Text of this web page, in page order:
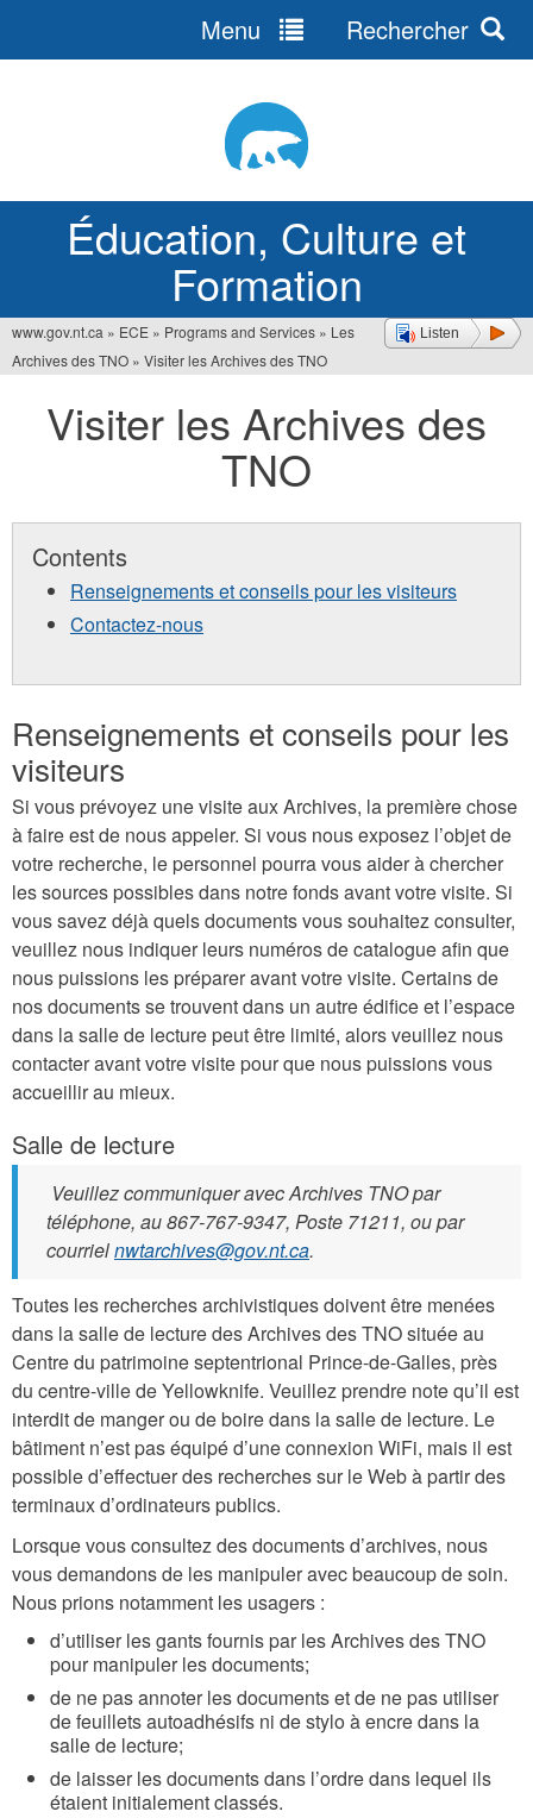
Éducation, Culture et
Formation
Menu Rechercher
Listen
Vous
êtes
www.gov.nt.ca » ECE » Programs and Services » Les
Archives des TNO » Visiter les Archives des TNO
Visiter les Archives des
TNO
Contents
Renseignements et conseils pour les visiteurs
Contactez-nous
Renseignements et conseils pour les
visiteurs
Si vous prévoyez une visite aux Archives, la première chose
à faire est de nous appeler. Si vous nous exposez l’objet de
votre recherche, le personnel pourra vous aider à chercher
les sources possibles dans notre fonds avant votre visite. Si
vous savez déjà quels documents vous souhaitez consulter,
veuillez nous indiquer leurs numéros de catalogue afin que
nous puissions les préparer avant votre visite. Certains de
nos documents se trouvent dans un autre édifice et l’espace
dans la salle de lecture peut être limité, alors veuillez nous
contacter avant votre visite pour que nous puissions vous
accueillir au mieux.
Salle de lecture
Veuillez communiquer avec Archives TNO par
téléphone, au 867-767-9347, Poste 71211, ou par
courrielnwtarchives@gov.nt.ca.
Toutes les recherches archivistiques doivent être menées
dans la salle de lecture des Archives des TNO située au
Centre du patrimoine septentrional Prince-de-Galles, près
du centre-ville de Yellowknife. Veuillez prendre note qu’il est
interdit de manger ou de boire dans la salle de lecture. Le
bâtiment n’est pas équipé d’une connexion WiFi, mais il est
possible d’effectuer des recherches sur le Web à partir des
terminaux d’ordinateurs publics.
Lorsque vous consultez des documents d’archives, nous
vous demandons de les manipuler avec beaucoup de soin.
Nous prions notamment les usagers :
d’utiliser les gants fournis par les Archives des TNO
pour manipuler les documents;
de ne pas annoter les documents et de ne pas utiliser
de feuillets autoadhésifs ni de stylo à encre dans la
salle de lecture;
de laisser les documents dans l’ordre dans lequel ils
étaient initialement classés.